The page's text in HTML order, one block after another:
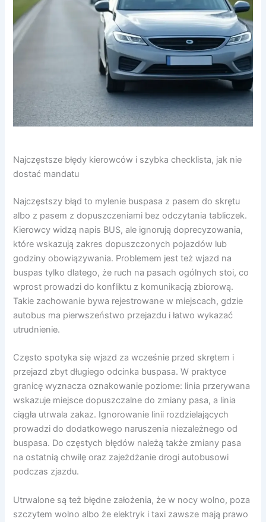
Najczęstsze błędy kierowców i szybka checklista, jak nie
dostać mandatu
Najczęstszy błąd to mylenie buspasa z pasem do skrętu
albo z pasem z dopuszczeniami bez odczytania tabliczek.
Kierowcy widzą napis BUS, ale ignorują doprecyzowania,
które wskazują zakres dopuszczonych pojazdów lub
godziny obowiązywania. Problemem jest też wjazd na
buspas tylko dlatego, że ruch na pasach ogólnych stoi, co
wprost prowadzi do konfliktu z komunikacją zbiorową.
Takie zachowanie bywa rejestrowane w miejscach, gdzie
autobus ma pierwszeństwo przejazdu i łatwo wykazać
utrudnienie.
Często spotyka się wjazd za wcześnie przed skrętem i
przejazd zbyt długiego odcinka buspasa. W praktyce
granicę wyznacza oznakowanie poziome: linia przerywana
wskazuje miejsce dopuszczalne do zmiany pasa, a linia
ciągła utrwala zakaz. Ignorowanie linii rozdzielających
prowadzi do dodatkowego naruszenia niezależnego od
buspasa. Do częstych błędów należą także zmiany pasa
na ostatnią chwilę oraz zajeżdżanie drogi autobusowi
podczas zjazdu.
Utrwalone są też błędne założenia, że w nocy wolno, poza
szczytem wolno albo że elektryk i taxi zawsze mają prawo